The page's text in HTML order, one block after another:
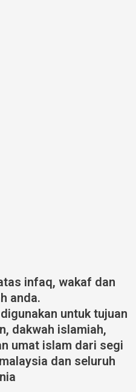
infaq, wakaf dan
anda.
untuk tujuan
dakwah islamiah,
umat islam dari segi
dan seluruh